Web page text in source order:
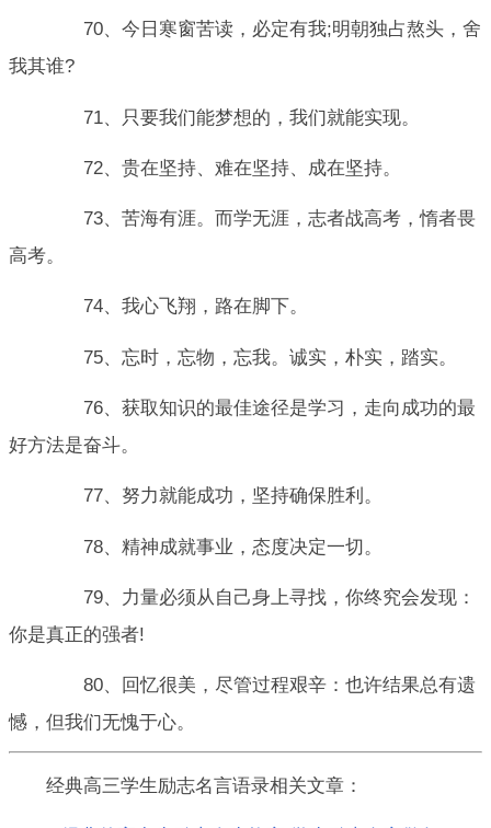
70、今日寒窗苦读，必定有我;明朝独占熬头，舍
我其谁?
71、只要我们能梦想的，我们就能实现。
72、贵在坚持、难在坚持、成在坚持。
73、苦海有涯。而学无涯，志者战高考，惰者畏
高考。
74、我心飞翔，路在脚下。
75、忘时，忘物，忘我。诚实，朴实，踏实。
76、获取知识的最佳途径是学习，走向成功的最
好方法是奋斗。
77、努力就能成功，坚持确保胜利。
78、精神成就事业，态度决定一切。
79、力量必须从自己身上寻找，你终究会发现：
你是真正的强者!
80、回忆很美，尽管过程艰辛：也许结果总有遗
憾，但我们无愧于心。
经典高三学生励志名言语录相关文章：